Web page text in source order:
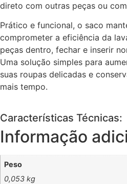
direto com outras peças ou
Prático e funcional, o saco
comprometer a eficiência da
peças dentro, fechar e inserir
Uma solução simples para
suas roupas delicadas e
mais tempo.
Características Técnicas:
Informação
Peso
0,053 kg